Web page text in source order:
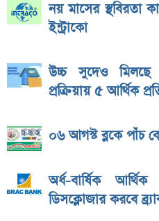
নয় মাসের স্থবিরতা
ইন্ট্রাকো
উচ্চ সুদেও
প্রক্রিয়ায় ৫ আর্থিক
০৬ আগস্ট ব্লকে পাঁচ
অর্ধ-বার্ষিক
ডিসক্লোজার করবে